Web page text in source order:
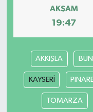
AKŞAM
19:47
AKKIŞLA
KAYSERİ
TOMARZA